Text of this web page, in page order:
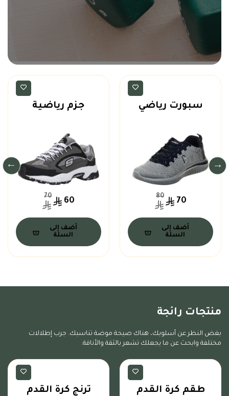
سبورت رياضي
70
80
أضف إلى
السلة
جزم رياضية
60
70
أضف إلى
السلة
منتجات رائجة
بغض النظر عن أسلوبك، هناك صيحة موضة تناسبك. جرب إطلالات
مختلفة وابحث عن ما يجعلك تشعر بالثقة والأناقة.
طقم كرة القدم ترنج كرة القدم